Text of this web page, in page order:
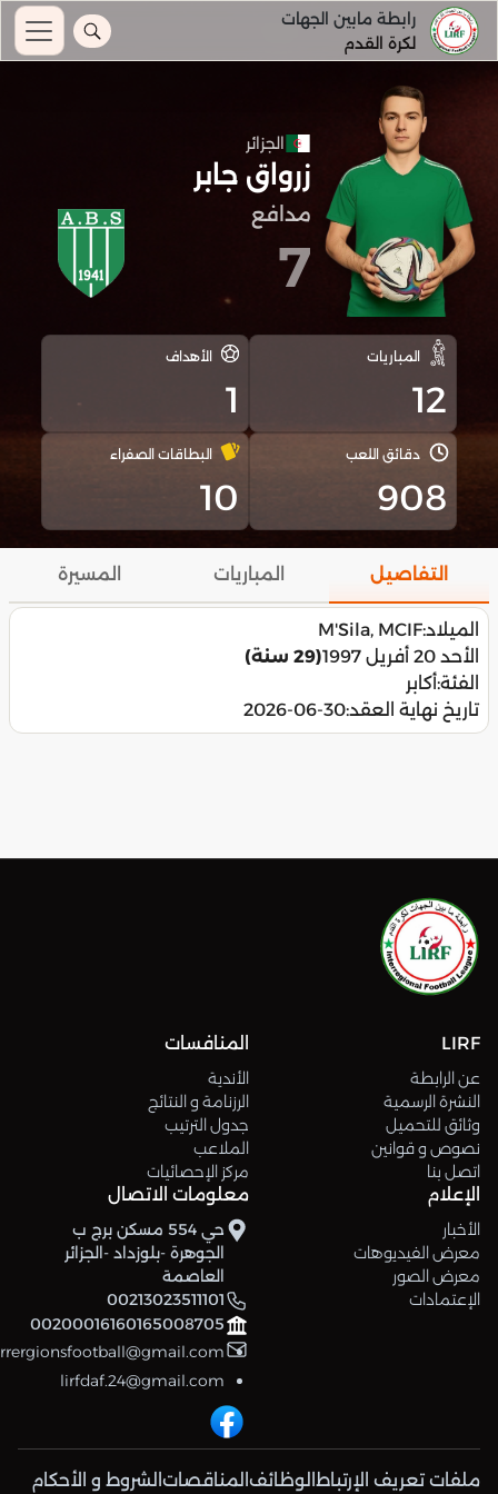
رابطة مابين الجهات
لكرة القدم
الجزائر
زرواق جابر
مدافع
7
المباريات
12
الأهداف
1
دقائق اللعب
908
البطاقات الصفراء
10
التفاصيل المباريات المسيرة
الميلاد:M'Sila, MCIF
الأحد 20 أفريل 1997
(29 سنة)
الفئة:أكابر
تاريخ نهاية العقد:2026-06-30
LIRF
عن الرابطة
النشرة الرسمية
وثائق للتحميل
نصوص و قوانين
اتصل بنا
المنافسات
الأندية
الرزنامة و النتائج
جدول الترتيب
الملاعب
مركز الإحصائيات
الإعلام
الأخبار
معرض الفيديوهات
معرض الصور
الإعتمادات
معلومات الاتصال
حي 554 مسكن برج ب
الجوهرة -بلوزداد -الجزائر
العاصمة
00213023511101
00200016160165008705
lirfdaf.24@gmail.com
ملفات تعريف الإرتباط الوظائف المناقصات الشروط و الأحكام